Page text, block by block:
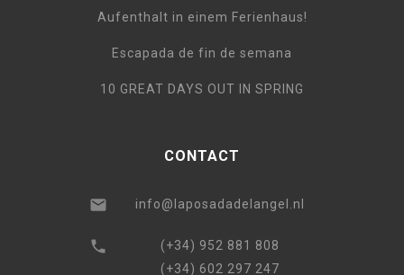
Aufenthalt in einem Ferienhaus!
Escapada de fin de semana
10 GREAT DAYS OUT IN SPRING
CONTACT
info@laposadadelangel.nl
(+34) 952 881 808
(+34) 602 297 247